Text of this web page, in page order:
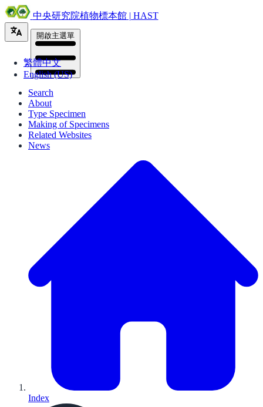
中央研究院植物標本館 | HAST
繁體中文
English (US)
開啟主選單
Search
About
Type Specimen
Making of Specimens
Related Websites
News
Index